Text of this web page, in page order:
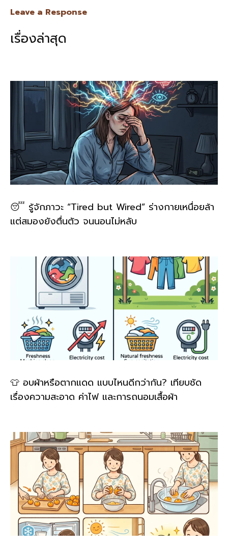
k
Leave a Response
เรื่องล่าสุด
😴 รู้จักภาวะ “Tired but Wired” ร่างกายเหนื่อยล้า
แต่สมองยังตื่นตัว จนนอนไม่หลับ
👕 อบผ้าหรือตากแดด แบบไหนดีกว่ากัน? เทียบชัด
เรื่องความสะอาด ค่าไฟ และการถนอมเสื้อผ้า